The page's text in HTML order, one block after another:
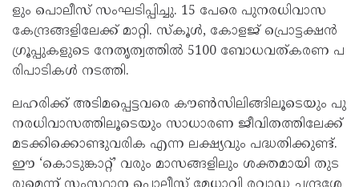
ളും പൊ​ലീ​സ് സം​ഘ​ടി​പ്പി​ച്ചു. 15 പേ​രെ പു​ന​ര​ധി​വാ​സ
കേ​ന്ദ്ര​ങ്ങ​ളി​ലേ​ക്ക് മാ​റ്റി. സ്കൂ​ൾ, കോ​ള​ജ് പ്രൊ​ട്ട​ക്ഷ​ൻ
ഗ്രൂ​പ്പു​ക​ളു​ടെ നേ​തൃ​ത്വ​ത്തി​ൽ 5100 ബോ​ധ​വ​ത്ക​ര​ണ പ​
രി​പാ​ടി​ക​ൾ ന​ട​ത്തി.
ല​ഹ​രി​ക്ക് അ​ടി​മ​പ്പെ​ട്ട​വ​രെ കൗ​ൺസി​ലി​ങ്ങി​ലൂ​ടെ​യും പു​
ന​ര​ധി​വാ​സ​ത്തി​ലൂ​ടെ​യും സാ​ധാ​ര​ണ ജീ​വി​ത​ത്തി​ലേ​ക്ക്
മ​ട​ക്കി​ക്കൊ​ണ്ടു​വ​രി​ക എ​ന്ന ല​ക്ഷ്യ​വും പ​ദ്ധ​തി​ക്കു​ണ്ട്.
ഈ ‘​കൊ​ടു​ങ്കാ​റ്റ്’ വ​രും മാ​സ​ങ്ങ​ളി​ലും ശ​ക്ത​മാ​യി തു​ട​